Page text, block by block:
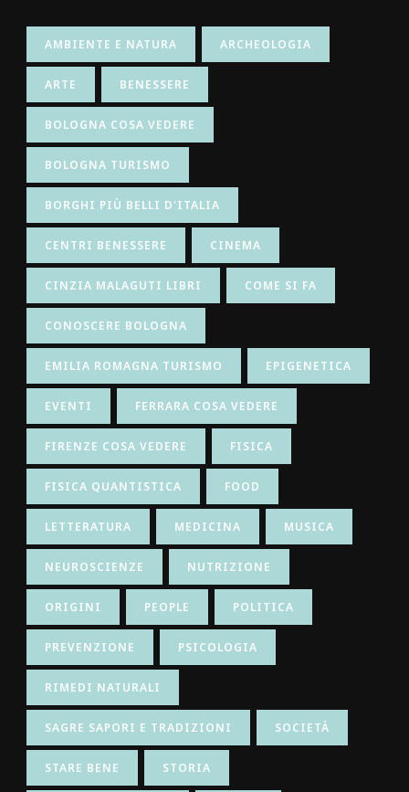
AMBIENTE E NATURA ARCHEOLOGIA
ARTE BENESSERE
BOLOGNA COSA VEDERE
BOLOGNA TURISMO
BORGHI PIÙ BELLI D'ITALIA
CENTRI BENESSERE CINEMA
CINZIA MALAGUTI LIBRI COME SI FA
CONOSCERE BOLOGNA
EMILIA ROMAGNA TURISMO EPIGENETICA
EVENTI FERRARA COSA VEDERE
FIRENZE COSA VEDERE FISICA
FISICA QUANTISTICA FOOD
LETTERATURA MEDICINA MUSICA
NEUROSCIENZE NUTRIZIONE
ORIGINI PEOPLE POLITICA
PREVENZIONE PSICOLOGIA
RIMEDI NATURALI
SAGRE SAPORI E TRADIZIONI SOCIETÀ
STARE BENE STORIA